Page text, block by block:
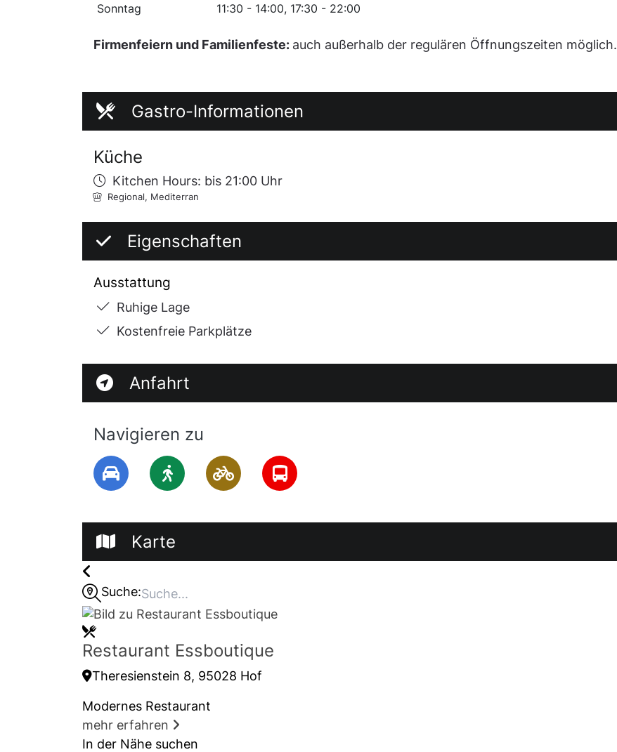
Sonntag
11:30 - 14:00, 17:30 - 22:00
Firmenfeiern und Familienfeste: auch außerhalb der regulären Öffnungszeiten möglich.
Gastro-Informationen
Küche
Kitchen Hours: bis 21:00 Uhr
Regional, Mediterran
Eigenschaften
Ausstattung
Ruhige Lage
Kostenfreie Parkplätze
Anfahrt
Navigieren zu
Karte
Suche:
Restaurant Essboutique
Theresienstein 8, 95028 Hof
Modernes Restaurant
mehr erfahren
In der Nähe suchen